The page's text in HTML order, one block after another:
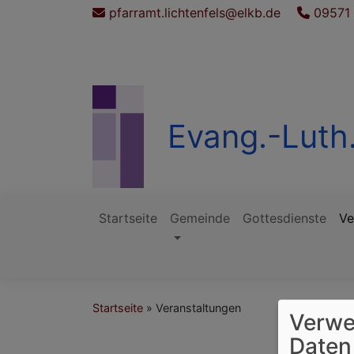
pfarramt.lichtenfels@elkb.de
Evang.-
Hauptnavigation
Startseite Gemeinde Gottesdienste
Startseite Veranstaltungen